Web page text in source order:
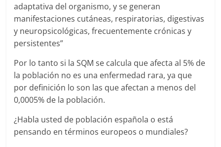
adaptativa del organismo, y se generan
manifestaciones cutáneas, respiratorias, digestivas
y neuropsicológicas, frecuentemente crónicas y
persistentes”
Por lo tanto si la SQM se calcula que afecta al 5% de
la población no es una enfermedad rara, ya que
por definición lo son las que afectan a menos del
0,0005% de la población.
¿Habla usted de población española o está
pensando en términos europeos o mundiales?